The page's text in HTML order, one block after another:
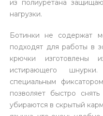
из полиуретана
нагрузки.
Ботинки не содержат
подходят для работы в
крючки изготовлены
истирающего
специальным
позволяет быстро
убираются в скрытый